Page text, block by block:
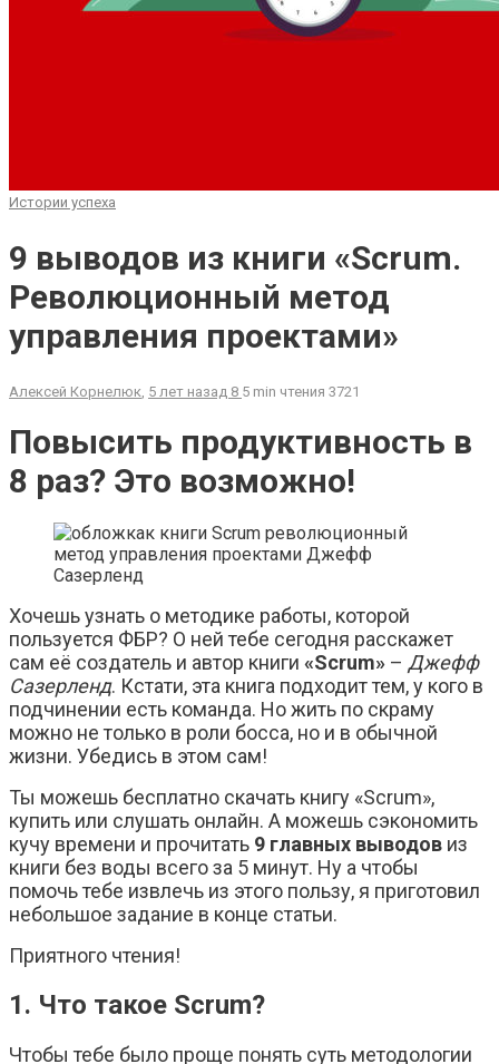
Истории успеха
9 выводов из книги «Scrum.
Революционный метод
управления проектами»
Алексей Корнелюк 5 лет назад 8 5 min чтения 3721
Повысить продуктивность в
8 раз? Это возможно!
Хочешь узнать о методике работы, которой
пользуется ФБР? О ней тебе сегодня расскажет
сам её создатель и автор книги «Scrum» – Джефф
Сазерленд. Кстати, эта книга подходит тем, у кого в
подчинении есть команда. Но жить по скраму
можно не только в роли босса, но и в обычной
жизни. Убедись в этом сам!
Ты можешь бесплатно скачать книгу «Scrum»,
купить или слушать онлайн. А можешь сэкономить
кучу времени и прочитать 9 главных выводов из
книги без воды всего за 5 минут. Ну а чтобы
помочь тебе извлечь из этого пользу, я приготовил
небольшое задание в конце статьи.
Приятного чтения!
1. Что такое Scrum?
Чтобы тебе было проще понять суть методологии